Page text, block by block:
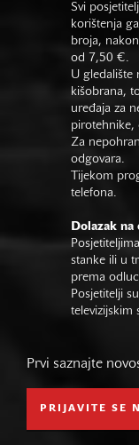
Svi
korištenja
broja,
od 7,50 €.
U gledalište
kišobrana,
uređaja za
pirotehnike,
Za
odgovara.
Tijekom
telefona.
Dolazak na
stanke ili u
prema
Posjetitelji
televizijskim
Prvi saznajte
PRIJAVITE SE